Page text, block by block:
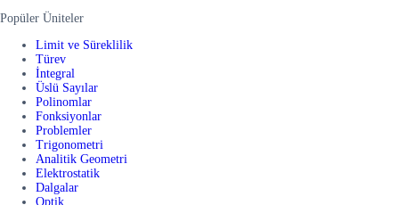
Popüler Üniteler
Limit ve Süreklilik
Türev
İntegral
Üslü Sayılar
Polinomlar
Fonksiyonlar
Problemler
Trigonometri
Analitik Geometri
Elektrostatik
Dalgalar
Optik